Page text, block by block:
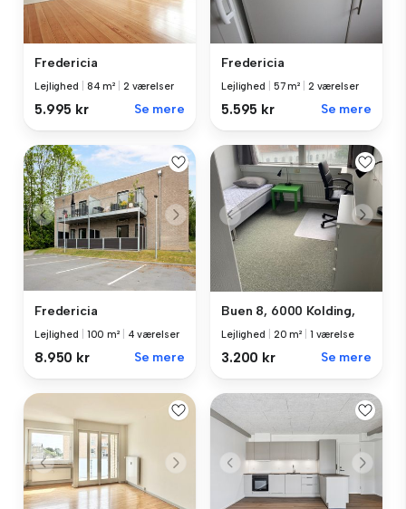
Fredericia
Lejlighed 84 m² 2 værelser
5.995 kr Se mere
Fredericia
Lejlighed 57 m² 2 værelser
5.595 kr Se mere
Fredericia
Lejlighed 100 m² 4 værelser
8.950 kr Se mere
Buen 8, 6000 Kolding,
Lejlighed 20 m² 1 værelse
3.200 kr Se mere